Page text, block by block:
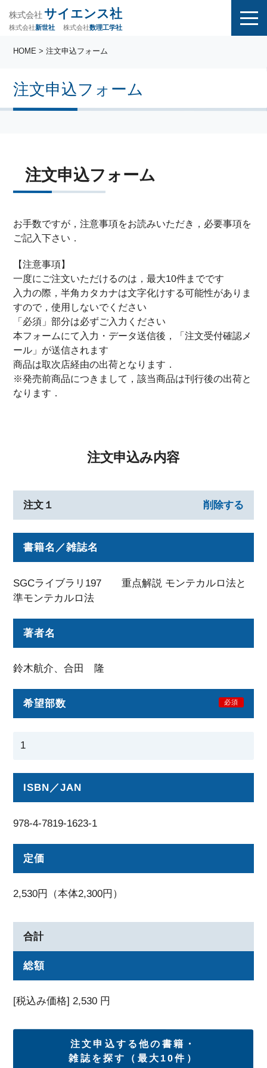
株式会社 サイエンス社
株式会社新世社 株式会社数理工学社
注文申込フォーム
HOME > 注文申込フォーム
注文申込フォーム
お手数ですが，注意事項をお読みいただき，必要事項を
ご記入下さい．
【注意事項】
一度にご注文いただけるのは，最大10件までです
入力の際，半角カタカナは文字化けする可能性がありま
すので，使用しないでください
「必須」部分は必ずご入力ください
本フォームにて入力・データ送信後，「注文受付確認メ
ール」が送信されます
商品は取次店経由の出荷となります．
※発売前商品につきまして，該当商品は刊行後の出荷と
なります．
注文申込み内容
注文１ 削除する
書籍名／雑誌名
SGCライブラリ197 重点解説 モンテカルロ法と
準モンテカルロ法
著者名
鈴木航介、合田 隆
希望部数 必須
ISBN／JAN
978-4-7819-1623-1
定価
2,530円（本体2,300円）
合計
総額
[税込み価格]2,530 円
注文申込する他の書籍・
雑誌を探す（最大10件）